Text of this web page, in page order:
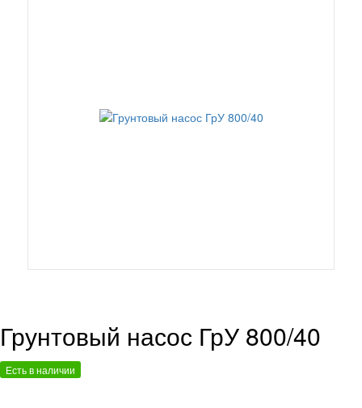
Грунтовый насос ГрУ 800/40
Есть в наличии